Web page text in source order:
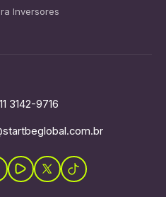
Inversores
3142-9716